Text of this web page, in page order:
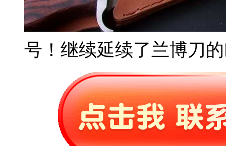
号！继续延续了兰博刀